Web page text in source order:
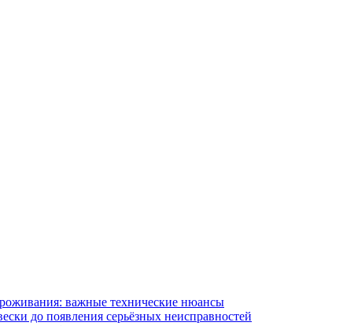
важные технические нюансы
до появления серьёзных неисправностей